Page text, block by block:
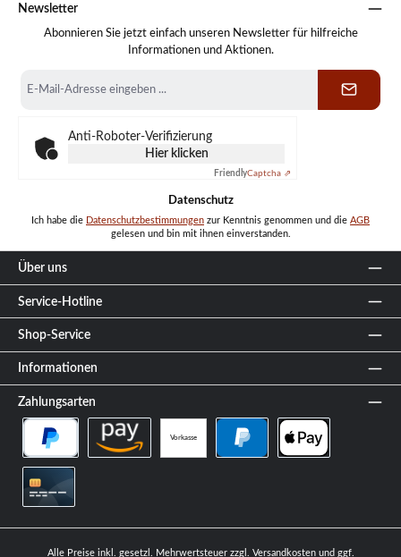
Newsletter
Abonnieren Sie jetzt einfach unseren Newsletter für hilfreiche
Informationen und Aktionen.
Mail-
Anti-Roboter-Verifizierung
Hier klicken
FriendlyCaptcha ⇗
Datenschutz
Ich habe die Datenschutzbestimmungen zur Kenntnis genommen und die AGB
gelesen und bin mit ihnen einverstanden.
Über uns
Service-Hotline
Shop-Service
Informationen
Zahlungsarten
Vorkasse
PayPal Später Bezahlen
Alle Preise inkl. gesetzl. Mehrwertsteuer zzgl. Versandkostenund ggf.